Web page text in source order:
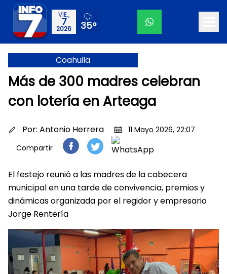
VIE.,
7
2026 35°
Coahuila
Más de 300 madres celebran
con lotería en Arteaga
Por: Antonio Herrera
11 Mayo 2026, 22:07
Compartir
El festejo reunió a las madres de la cabecera
municipal en una tarde de convivencia, premios y
dinámicas organizada por el regidor y empresario
Jorge Rentería